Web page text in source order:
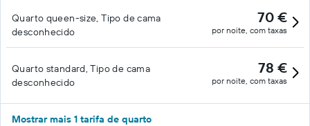
Quarto queen-size, Tipo de cama
desconhecido
70 €
por noite, com taxas
Quarto standard, Tipo de cama
desconhecido
78 €
por noite, com taxas
Mostrar mais 1 tarifa de quarto